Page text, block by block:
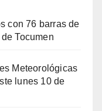
con 76 barras de
Tocumen
Meteorológicas
lunes 10 de